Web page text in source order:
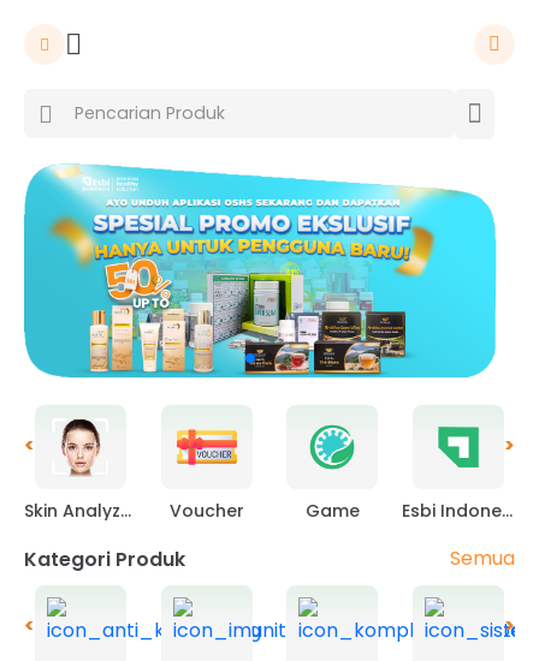
Skin Analyzer Voucher Game Esbi Indonesia
< >
Kategori Produk Semua
< >